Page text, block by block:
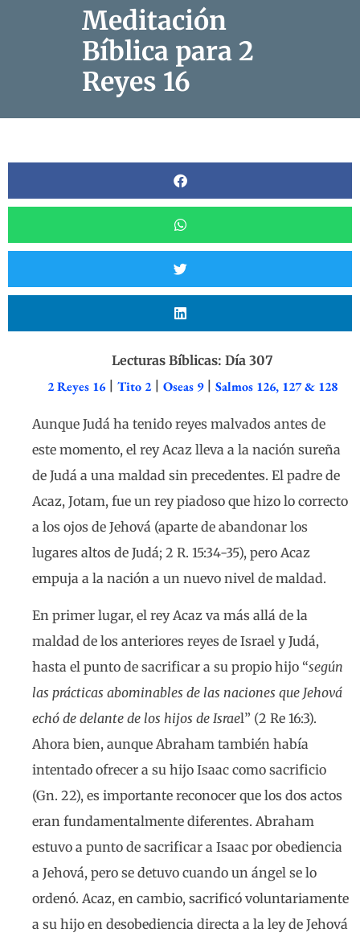
Meditación
Bíblica para 2
Reyes 16
Lecturas Bíblicas: Día 307
2 Reyes 16| Tito 2| Oseas 9| Salmos 126, 127 & 128
Aunque Judá ha tenido reyes malvados antes de
este momento, el rey Acaz lleva a la nación sureña
de Judá a una maldad sin precedentes. El padre de
Acaz, Jotam, fue un rey piadoso que hizo lo correcto
a los ojos de Jehová (aparte de abandonar los
lugares altos de Judá; 2 R. 15:34-35), pero Acaz
empuja a la nación a un nuevo nivel de maldad.
En primer lugar, el rey Acaz va más allá de la
maldad de los anteriores reyes de Israel y Judá,
hasta el punto de sacrificar a su propio hijo “según
las prácticas abominables de las naciones que Jehová
echó de delante de los hijos de Israel” (2 Re 16:3).
Ahora bien, aunque Abraham también había
intentado ofrecer a su hijo Isaac como sacrificio
(Gn. 22), es importante reconocer que los dos actos
eran fundamentalmente diferentes. Abraham
estuvo a punto de sacrificar a Isaac por obediencia
a Jehová, pero se detuvo cuando un ángel se lo
ordenó. Acaz, en cambio, sacrificó voluntariamente
a su hijo en desobediencia directa a la ley de Jehová